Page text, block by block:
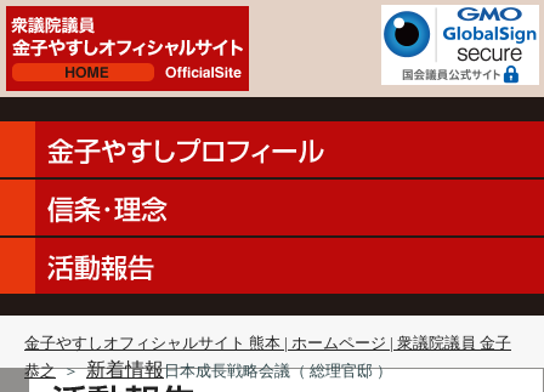
金子やすしオフィシャルサイト 熊本 | ホームページ | 衆議院議員 金子
恭之 ＞ 新着情報日本成長戦略会議（ 総理官邸 ）